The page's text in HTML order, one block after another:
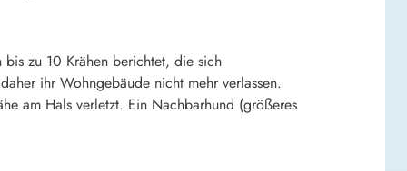
zu 10 Krähen berichtet, die sich
ihr Wohngebäude nicht mehr verlassen.
am Hals verletzt. Ein Nachbarhund (größeres